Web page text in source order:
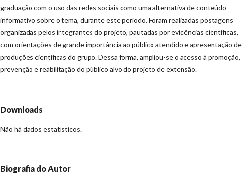
graduação com o uso das redes sociais como uma alternativa de conteúdo
informativo sobre o tema, durante este período. Foram realizadas postagens
organizadas pelos integrantes do projeto, pautadas por evidências científicas,
com orientações de grande importância ao público atendido e apresentação de
produções científicas do grupo. Dessa forma, ampliou-se o acesso à promoção,
prevenção e reabilitação do público alvo do projeto de extensão.
Downloads
Não há dados estatísticos.
Biografia do Autor